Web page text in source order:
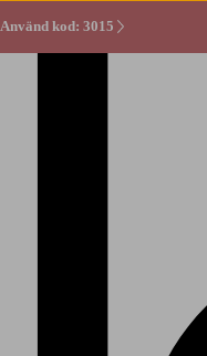
Använd kod: 3015